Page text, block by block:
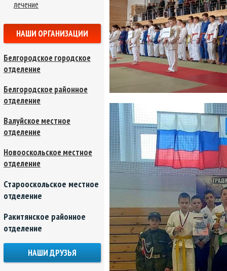
лечение
НАШИ ОРГАНИЗАЦИИ
Белгородское городское
отделение
Белгородское районное
отделение
Валуйское местное
отделение
Новооскольское местное
отделение
Старооскольское местное
отделение
Ракитянское районное
отделение
НАШИ ДРУЗЬЯ